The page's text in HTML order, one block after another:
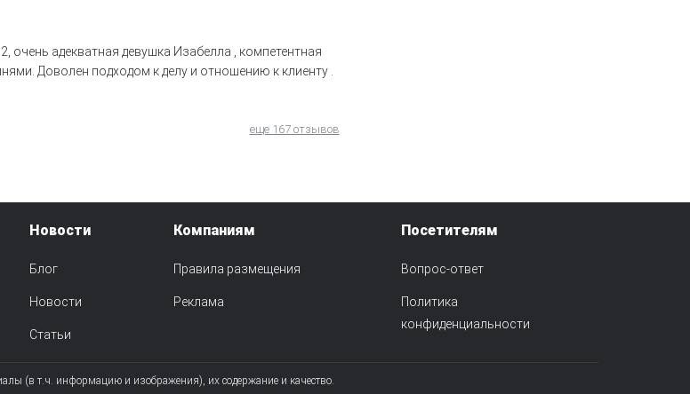
очень адекватная девушка Изабелла , компетентная
Доволен подходом к делу и отношению к клиенту .
еще 167 отзывов
Новости
Блог
Новости
Статьи
Компаниям
Правила размещения
Реклама
Посетителям
Вопрос-ответ
Политика
конфиденциальности
(в т.ч. информацию и изображения), их содержание и качество.